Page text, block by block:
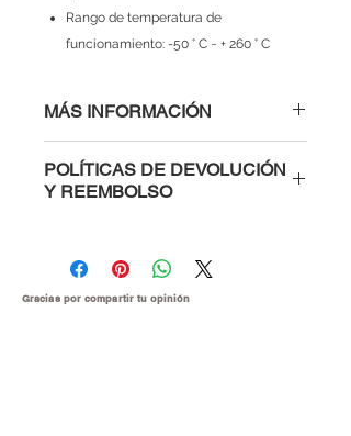
Rango de temperatura de
funcionamiento: -50 ° C ~ + 260 ° C
MÁS INFORMACIÓN
POLÍTICAS DE DEVOLUCIÓN
Y REEMBOLSO
confianza de saber que si un
módulo, microcontrolador o parte
electrónica te viene defectuosa te la
Gracias por compartir tuopinión